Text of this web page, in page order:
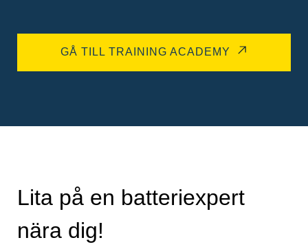
GÅ TILL TRAINING ACADEMY
Lita på en batteriexpert
nära dig!